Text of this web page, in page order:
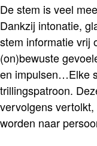
De stem is veel
Dankzij intonatie,
stem informatie vrij
(on)bewuste
en impulsen…Elke
trillingspatroon.
vervolgens
worden naar